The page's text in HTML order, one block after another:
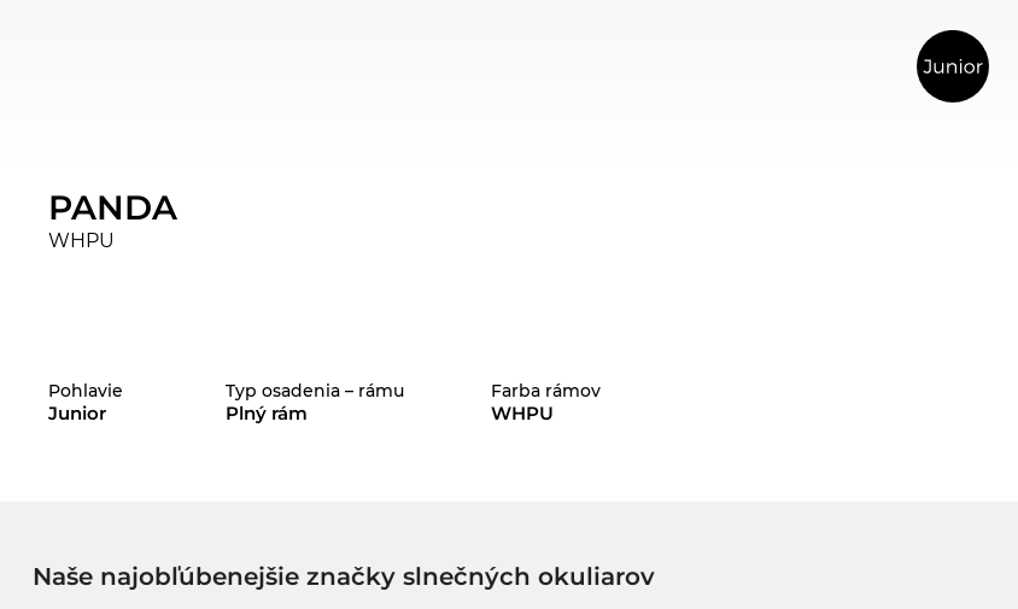
PANDA
WHPU
Pohlavie
Junior
Typ osadenia – rámu
Plný rám
Farba rámov
WHPU
Naše najobľúbenejšie značky slnečných okuliarov